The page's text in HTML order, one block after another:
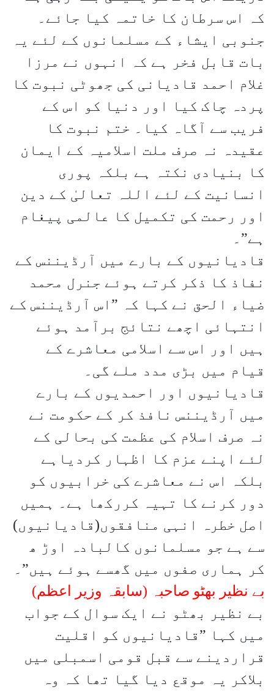
کہ اس سرطان کا خاتمہ کیا جائے۔
جنوبی ایشاء کے مسلمانوں کے لئے یہ
بات قابل فخر ہے کہ انہوں نے مرزا
غلام احمد قادیانی کی جھوٹی نبوت کا
پردہ چاک کیا اور دنیا کو اس کے
فریب سے آگاہ کیا۔ ختم نبوت کا
عقیدہ نہ صرف ملت اسلامیہ کے ایمان
کا بنیادی نکتہ ہے بلکہ پوری
انسانیت کے لئے اللہ تعالیٰ کے دین
اور رحمت کی تکمیل کا عالمی پیغام
ہے”۔
قادیانیوں کے بارے میں آرڈیننس کے
نفاذ کا ذکر کرتے ہوئے جنرل محمد
ضیاء الحق نے کہا کہ ”اس آرڈیننس کے
انتہائی اچھے نتائج برآمد ہوئے
ہیں اور اس سے اسلامی معاشرے کے
قیام میں بڑی مدد ملے گی۔
قادیانیوں اور احمدیوں کے بارے
میں آرڈیننس نافذ کر کے حکومت نے
نہ صرف اسلام کی عظمت کی بحالی کے
لئے اپنے عزم کا اظہار کردیاہے
بلکہ اس نے معاشرے کی خرابیوں کو
دور کرنے کا تہیہ کررکھا ہے۔ ہمیں
اصل خطرہ انہی منافقوں(قادیانیوں)
سے ہے جو مسلمانوں کالبادہ اوڑ ھ
کر ہماری صفوں میں گھسے ہوئے ہیں”۔
بے نظیر بھٹو صاحبہ (سابقہ وزیر اعظم)
بے نظیر بھٹو نے ایک سوال کے جواب
میں کہا ”قادیانیوں کو اقلیت
قراردینے سے قبل قومی اسمبلی میں
بلاکر یہ موقع دیا گیا تھا کہ وہ